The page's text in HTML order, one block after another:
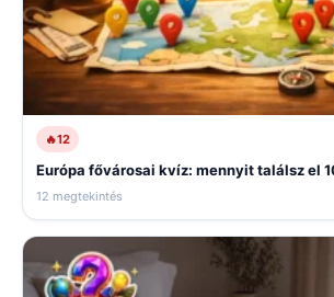
🔥12
Európa fővárosai kvíz: mennyit találsz el
12 megtekintés